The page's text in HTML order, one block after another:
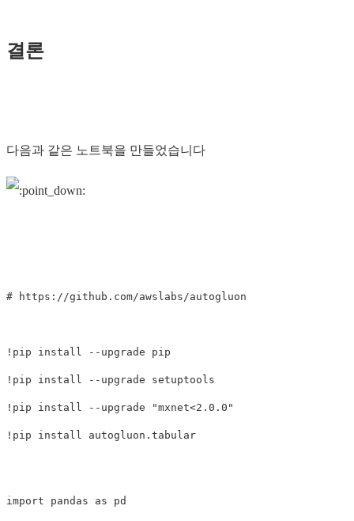
결론
다음과 같은 노트북을 만들었습니다
# https://github.com/awslabs/autogluon
! pip install --upgrade
! pip install --upgrade
! pip install --upgrade "mxnet<2.0.0"
! pip install
import pandas as pd